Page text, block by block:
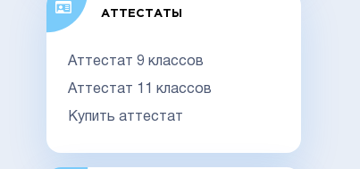
АТТЕСТАТЫ
Аттестат 9 классов
Аттестат 11 классов
Купить аттестат